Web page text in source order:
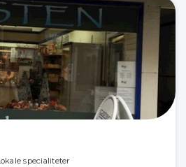
specialiteter